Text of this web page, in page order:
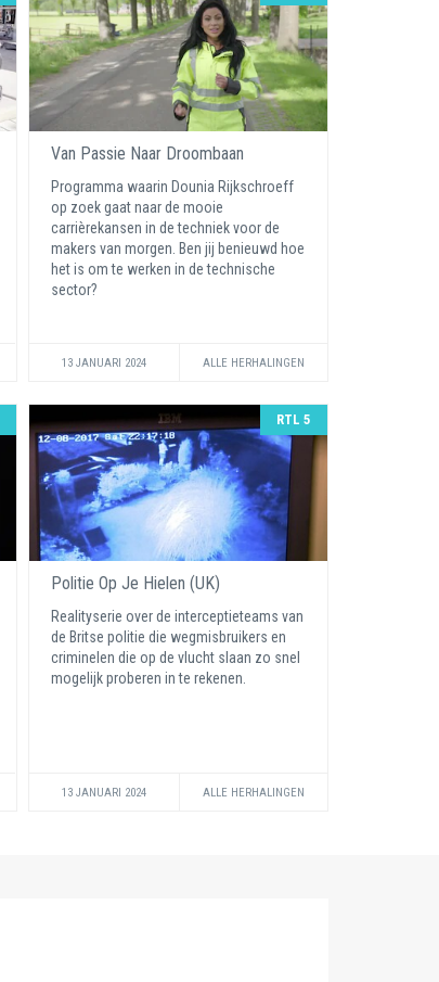
Van Passie Naar Droombaan
Programma waarin Dounia Rijkschroeff
op zoek gaat naar de mooie
carrièrekansen in de techniek voor de
makers van morgen. Ben jij benieuwd hoe
het is om te werken in de technische
sector?
13 JANUARI 2024 ALLE HERHALINGEN
RTL 5
Politie Op Je Hielen (UK)
Realityserie over de interceptieteams van
de Britse politie die wegmisbruikers en
criminelen die op de vlucht slaan zo snel
mogelijk proberen in te rekenen.
13 JANUARI 2024 ALLE HERHALINGEN